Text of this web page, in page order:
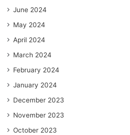
June 2024
May 2024
April 2024
March 2024
February 2024
January 2024
December 2023
November 2023
October 2023